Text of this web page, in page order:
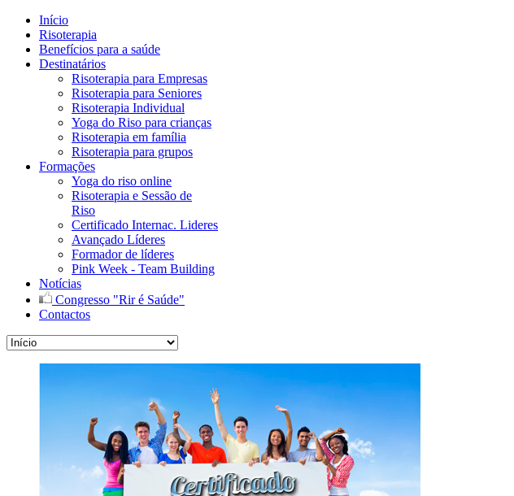
Início
Risoterapia
Benefícios para a saúde
Destinatários
Risoterapia para Empresas
Risoterapia para Seniores
Risoterapia Individual
Yoga do Riso para crianças
Risoterapia em família
Risoterapia para grupos
Formações
Yoga do riso online
Risoterapia e Sessão de
Riso
Certificado Internac. Lideres
Avançado Líderes
Formador de líderes
Pink Week - Team Building
Notícias
Congresso "Rir é Saúde"
Contactos